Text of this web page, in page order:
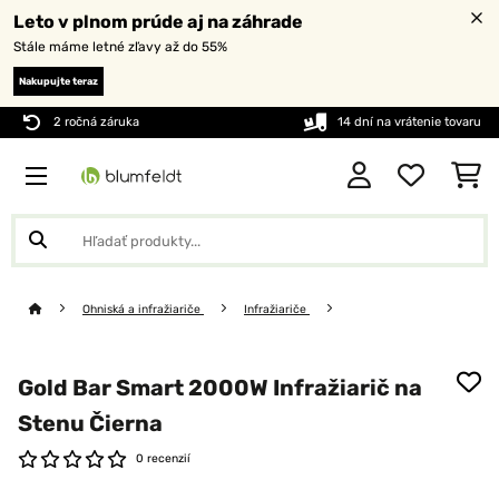
Leto v plnom prúde aj na záhrade
Stále máme letné zľavy až do 55%
Nakupujte teraz
2 ročná záruka 14 dní na vrátenie tovaru
Ohniská a infražiariče Infražiariče
Gold Bar Smart 2000W Infražiarič na
Stenu Čierna
0 recenzií